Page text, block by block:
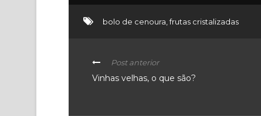
bolo de cenoura frutas cristalizadas
Post anterior
Vinhas velhas, o que são?